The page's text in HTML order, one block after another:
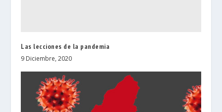
Las lecciones de la pandemia
9 Diciembre, 2020